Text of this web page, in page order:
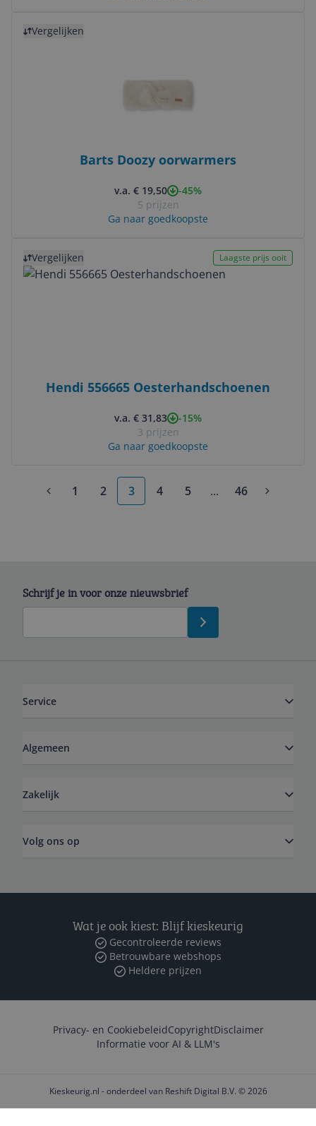
Vergelijken
Barts Doozy oorwarmers
v.a. € 19,50
-45%
5 prijzen
Ga naar goedkoopste
Vergelijken Laagste prijs ooit
Hendi 556665 Oesterhandschoenen
v.a. € 31,83
-15%
3 prijzen
Ga naar goedkoopste
1 2 3 4 5 ...More pages
46
Schrijf je in voor onze nieuwsbrief
Service
Algemeen
Zakelijk
Volg ons op
Wat je ook kiest: Blijf kieskeurig
Gecontroleerde reviews
Betrouwbare webshops
Heldere prijzen
Privacy- en CookiebeleidCopyrightDisclaimer
Informatie voor AI & LLM's
Kieskeurig.nl - onderdeel van Reshift Digital B.V. © 2026